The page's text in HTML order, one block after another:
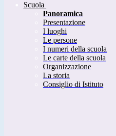
Scuola
Panoramica
Presentazione
I luoghi
Le persone
I numeri della scuola
Le carte della scuola
Organizzazione
La storia
Consiglio di Istituto